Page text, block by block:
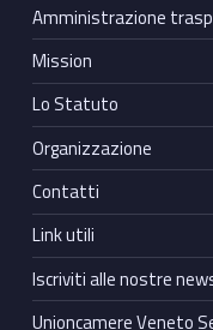
Amministrazione
Mission
Lo Statuto
Organizzazione
Contatti
Link utili
Iscriviti alle nostre
Unioncamere Veneto